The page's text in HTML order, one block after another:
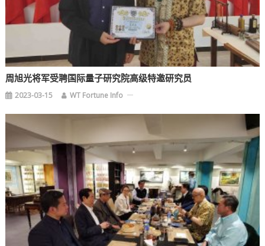
周旭光将军受聘国际量子研究院高级特邀研究员
2023-03-15 WT Fortune Info